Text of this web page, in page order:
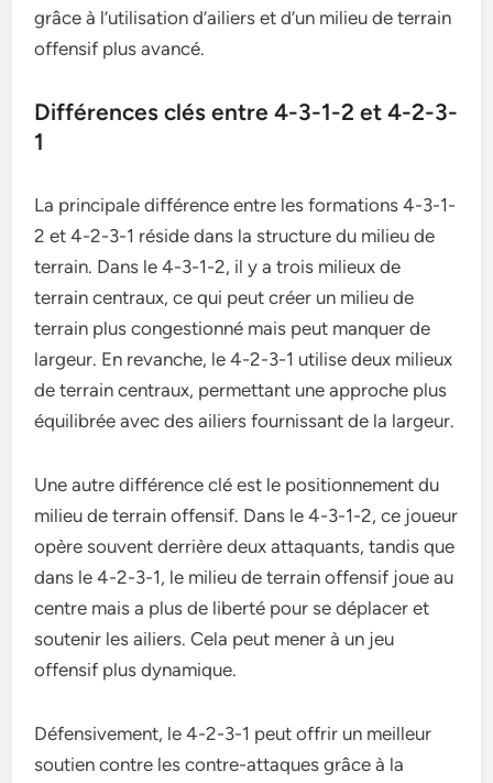
grâce à l’utilisation d’ailiers et d’un milieu de terrain
offensif plus avancé.
Différences clés entre 4-3-1-2 et 4-2-3-
1
La principale différence entre les formations 4-3-1-
2 et 4-2-3-1 réside dans la structure du milieu de
terrain. Dans le 4-3-1-2, il y a trois milieux de
terrain centraux, ce qui peut créer un milieu de
terrain plus congestionné mais peut manquer de
largeur. En revanche, le 4-2-3-1 utilise deux milieux
de terrain centraux, permettant une approche plus
équilibrée avec des ailiers fournissant de la largeur.
Une autre différence clé est le positionnement du
milieu de terrain offensif. Dans le 4-3-1-2, ce joueur
opère souvent derrière deux attaquants, tandis que
dans le 4-2-3-1, le milieu de terrain offensif joue au
centre mais a plus de liberté pour se déplacer et
soutenir les ailiers. Cela peut mener à un jeu
offensif plus dynamique.
Défensivement, le 4-2-3-1 peut offrir un meilleur
soutien contre les contre-attaques grâce à la